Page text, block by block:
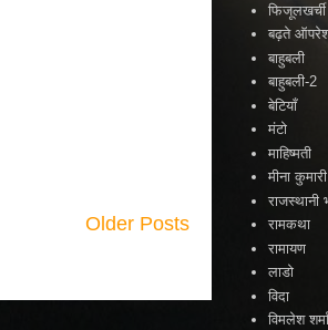
Older Posts
फिजूलखर्ची
बढ़ते
बाहुबली
बाहुबली-2
बेटियाँ
मंटो
माहिष्मती
मीना कुमारी
राजस्थानी
रामकथा
रामायण
लाडो
विदा
विमलेश शर्मा